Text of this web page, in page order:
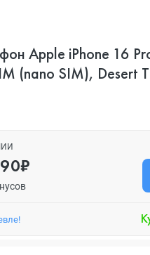
Apple iPhone 16
(nano SIM), Desert